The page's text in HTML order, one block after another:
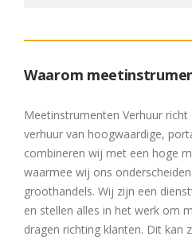
Waarom
Meetinstrumenten Verhuur
verhuur van hoogwaardige,
combineren wij met een hoge
waarmee wij ons
groothandels. Wij zijn een
en stellen alles in het werk om
dragen richting klanten. Dit kan